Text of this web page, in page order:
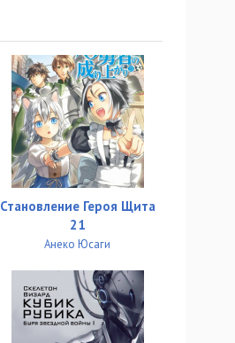
Становление Героя Щита
21
Анеко Юсаги